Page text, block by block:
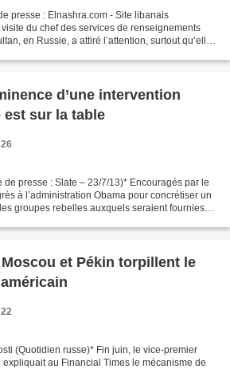
presse : Elnashra.com - Site libanais
du chef des services de renseignements
en Russie, a attiré l’attention, surtout qu’elle
d’une intervention
est sur la table
de presse : Slate – 23/7/13)* Encouragés par le
à l’administration Obama pour concrétiser un
groupes rebelles auxquels seraient fournies
et Pékin torpillent le
(Quotidien russe)* Fin juin, le vice-premier
au Financial Times le mécanisme de